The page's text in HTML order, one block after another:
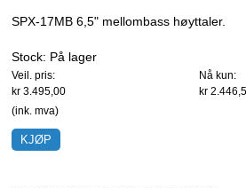
SPX-17MB 6,5" mellombass høyttaler.
Stock: På lager
Veil. pris:
kr 3.495,00
Nå kun:
kr
(ink. mva)